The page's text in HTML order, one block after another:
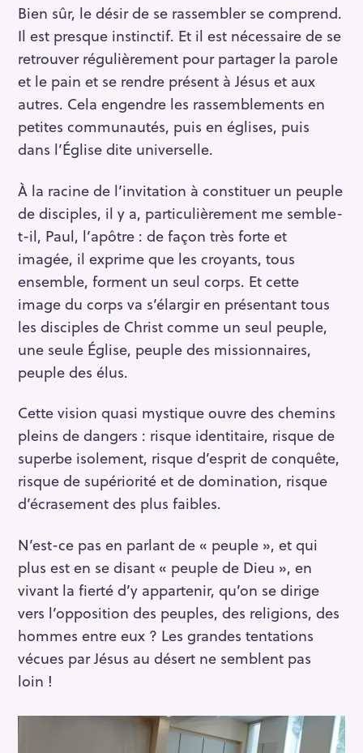
Bien sûr, le désir de se rassembler se comprend.
Il est presque instinctif. Et il est nécessaire de se
retrouver régulièrement pour partager la parole
et le pain et se rendre présent à Jésus et aux
autres. Cela engendre les rassemblements en
petites communautés, puis en églises, puis
dans l’Église dite universelle.
À la racine de l’invitation à constituer un peuple
de disciples, il y a, particulièrement me semble-
t-il, Paul, l’apôtre : de façon très forte et
imagée, il exprime que les croyants, tous
ensemble, forment un seul corps. Et cette
image du corps va s’élargir en présentant tous
les disciples de Christ comme un seul peuple,
une seule Église, peuple des missionnaires,
peuple des élus.
Cette vision quasi mystique ouvre des chemins
pleins de dangers : risque identitaire, risque de
superbe isolement, risque d’esprit de conquête,
risque de supériorité et de domination, risque
d’écrasement des plus faibles.
N’est-ce pas en parlant de « peuple », et qui
plus est en se disant « peuple de Dieu », en
vivant la fierté d’y appartenir, qu’on se dirige
vers l’opposition des peuples, des religions, des
hommes entre eux ? Les grandes tentations
vécues par Jésus au désert ne semblent pas
loin !